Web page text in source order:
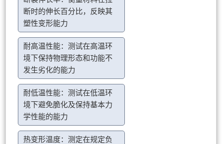
断时的伸长百分比，反映其
塑性变形能力
耐高温性能：测试在高温环
境下保持物理形态和功能不
发生劣化的能力
耐低温性能：测试在低温环
境下避免脆化及保持基本力
学性能的能力
热变形温度：测定在规定负